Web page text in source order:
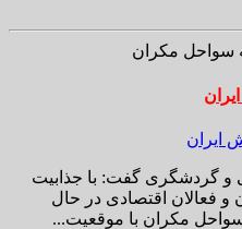
سواحل مکران
و گردشگری گفت: با جذابیت
و فعالان اقتصادی در حال
مکران با موقعیت...